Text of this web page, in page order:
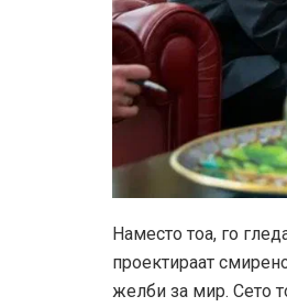
Наместо тоа, го
проектираат
желби за мир. Сето